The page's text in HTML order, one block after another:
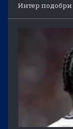
Интер подобри